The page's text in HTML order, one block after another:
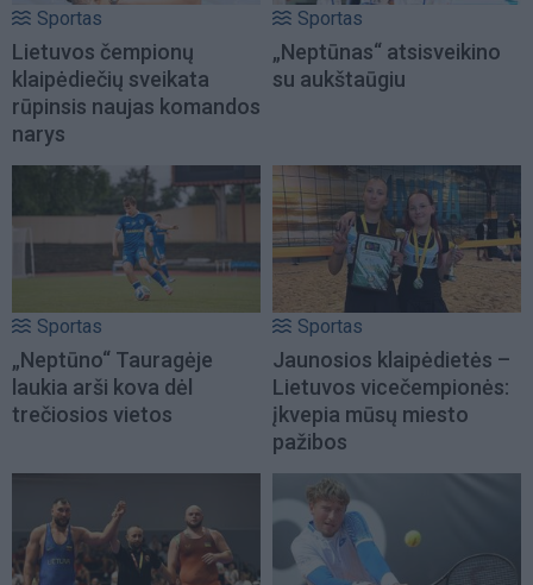
Sportas
Lietuvos čempionų
klaipėdiečių sveikata
rūpinsis naujas komandos
narys
Sportas
„Neptūnas“ atsisveikino
su aukštaūgiu
Sportas
„Neptūno“ Tauragėje
laukia arši kova dėl
trečiosios vietos
Sportas
Jaunosios klaipėdietės –
Lietuvos vicečempionės:
įkvepia mūsų miesto
pažibos